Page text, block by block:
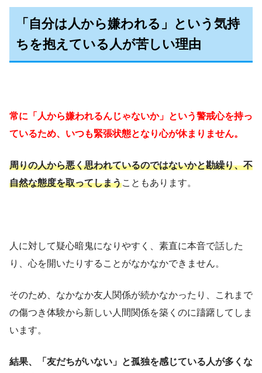
「自分は人から嫌われる」という気持
ちを抱えている人が苦しい理由
常に「人から嫌われるんじゃないか」という警戒心を持っ
ているため、いつも緊張状態となり心が休まりません。
周りの人から悪く思われているのではないかと勘繰り、不
自然な態度を取ってしまうこともあります。
人に対して疑心暗鬼になりやすく、素直に本音で話した
り、心を開いたりすることがなかなかできません。
そのため、なかなか友人関係が続かなかったり、これまで
の傷つき体験から新しい人間関係を築くのに躊躇してしま
います。
結果、「友だちがいない」と孤独を感じている人が多くな